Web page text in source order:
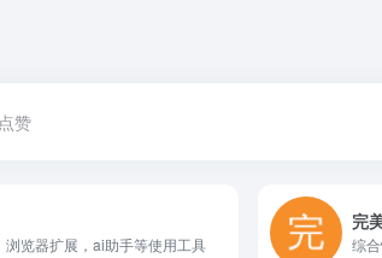
点赞
览器扩展，ai助手等使用工具
完
综